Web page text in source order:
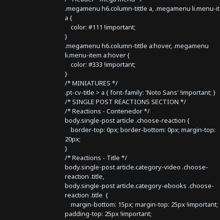
.megamenu h6.column-tittle a, .megamenu li.menu-
a {
color: #111 !important;
}
.megamenu h6.column-tittle a:hover, .megamenu
li.menu-item a:hover {
color: #333 !important;
}
/* MINIATURES */
.pt-cv-title > a { font-family: 'Noto Sans' !important; }
/* SINGLE POST REACTIONS SECTION */
/* Reactions - Contenedor */
body.single-post article .choose-reaction {
border-top: 0px; border-bottom: 0px; margin-top:
20px;
}
/* Reactions - Title */
body.single-post article.category-video .choose-
reaction .title,
body.single-post article.category-ebooks .choose-
reaction .title {
margin-bottom: 15px; margin-top: 25px !important;
padding-top: 25px !important;